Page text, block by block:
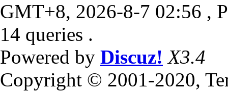
GMT+8, 2026-8-7 02:56 ,
14 queries .
Powered by Discuz! X3.4
Copyright © 2001-2020,